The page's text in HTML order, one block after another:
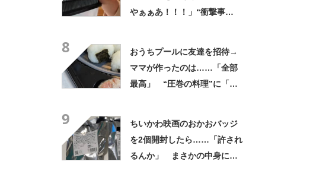
やぁぁあ！！！」“衝撃事
8
おうちプールに友達を招待→
ママが作ったのは……「全部
最高」 “圧巻の料理”に「う
9
ちいかわ映画のおかおバッジ
を2個開封したら……「許され
るんか」 まさかの中身に